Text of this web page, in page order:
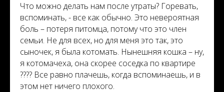
Что можно делать нам после утраты? Горевать,
вспоминать, - все как обычно. Это невероятная
боль – потеря питомца, потому что это член
семьи. Не для всех, но для меня это так, это
сыночек, я была котомать. Нынешняя кошка – ну,
я котомачеха, она скорее соседка по квартире
???? Все равно плачешь, когда вспоминаешь, и в
этом нет ничего плохого.